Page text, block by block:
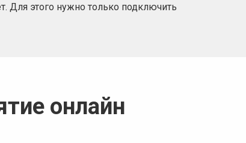
Для этого нужно только подключить
онлайн